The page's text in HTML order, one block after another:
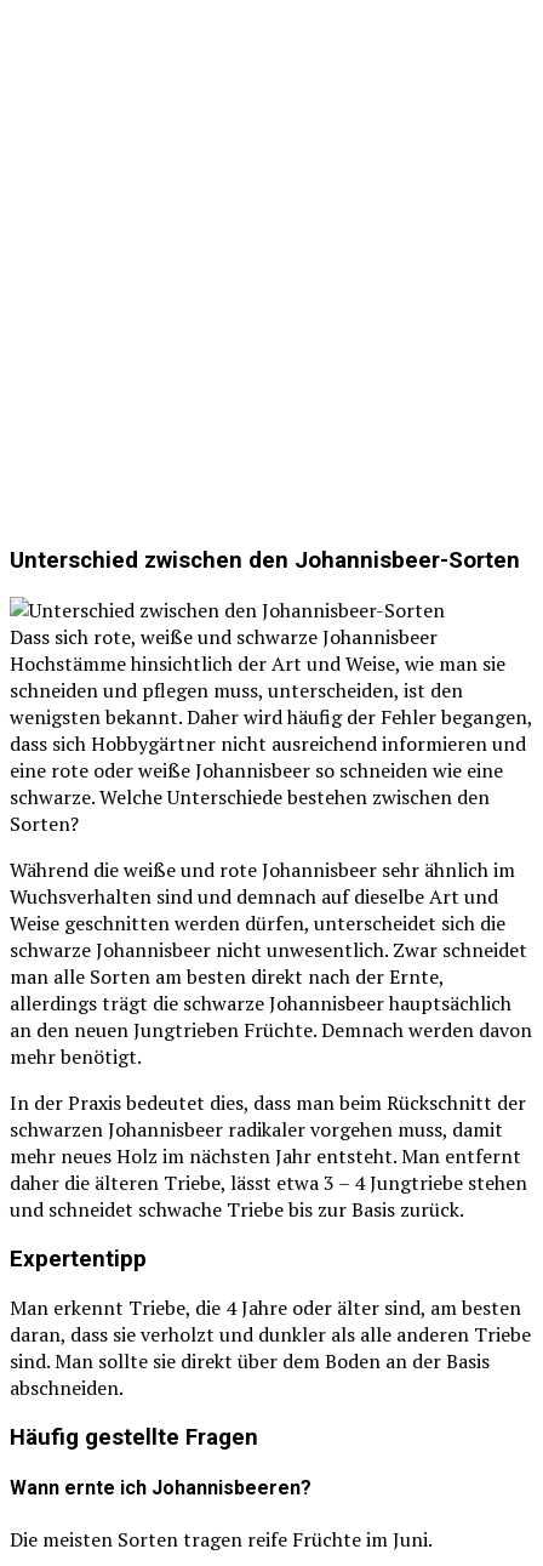
Unterschied zwischen den Johannisbeer-Sorten
Dass sich rote, weiße und schwarze Johannisbeer
Hochstämme hinsichtlich der Art und Weise, wie man sie
schneiden und pflegen muss, unterscheiden, ist den
wenigsten bekannt. Daher wird häufig der Fehler begangen,
dass sich Hobbygärtner nicht ausreichend informieren und
eine rote oder weiße Johannisbeer so schneiden wie eine
schwarze. Welche Unterschiede bestehen zwischen den
Sorten?
Während die weiße und rote Johannisbeer sehr ähnlich im
Wuchsverhalten sind und demnach auf dieselbe Art und
Weise geschnitten werden dürfen, unterscheidet sich die
schwarze Johannisbeer nicht unwesentlich. Zwar schneidet
man alle Sorten am besten direkt nach der Ernte,
allerdings trägt die schwarze Johannisbeer hauptsächlich
an den neuen Jungtrieben Früchte. Demnach werden davon
mehr benötigt.
In der Praxis bedeutet dies, dass man beim Rückschnitt der
schwarzen Johannisbeer radikaler vorgehen muss, damit
mehr neues Holz im nächsten Jahr entsteht. Man entfernt
daher die älteren Triebe, lässt etwa 3 – 4 Jungtriebe stehen
und schneidet schwache Triebe bis zur Basis zurück.
Expertentipp
Man erkennt Triebe, die 4 Jahre oder älter sind, am besten
daran, dass sie verholzt und dunkler als alle anderen Triebe
sind. Man sollte sie direkt über dem Boden an der Basis
abschneiden.
Häufig gestellte Fragen
Wann ernte ich Johannisbeeren?
Die meisten Sorten tragen reife Früchte im Juni.